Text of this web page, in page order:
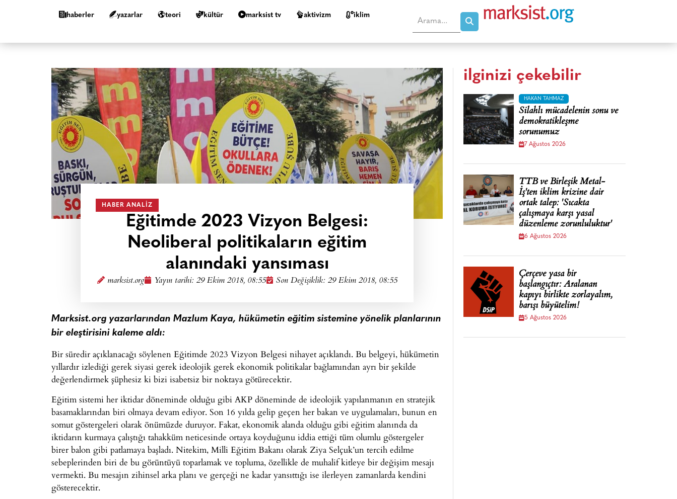
haberler yazarlar teori kültür marksist tv aktivizm i̇klim
HABER ANALIZ
Eğitimde 2023 Vizyon Belgesi:
Neoliberal politikaların eğitim
alanındaki yansıması
marksist.org Yayın tarihi: 29 Ekim 2018, 08:55 Son Değişiklik: 29 Ekim 2018, 08:55
Marksist.org yazarlarından Mazlum Kaya, hükümetin eğitim sistemine yönelik planlarının
bir eleştirisini kaleme aldı:
Bir süredir açıklanacağı söylenen Eğitimde 2023 Vizyon Belgesi nihayet açıklandı. Bu belgeyi, hükümetin
yıllardır izlediği gerek siyasi gerek ideolojik gerek ekonomik politikalar bağlamından ayrı bir şekilde
değerlendirmek şüphesiz ki bizi isabetsiz bir noktaya götürecektir.
Eğitim sistemi her iktidar döneminde olduğu gibi AKP döneminde de ideolojik yapılanmanın en stratejik
basamaklarından biri olmaya devam ediyor. Son 16 yılda gelip geçen her bakan ve uygulamaları, bunun en
somut göstergeleri olarak önümüzde duruyor. Fakat, ekonomik alanda olduğu gibi eğitim alanında da
iktidarın kurmaya çalıştığı tahakküm neticesinde ortaya koyduğunu iddia ettiği tüm olumlu göstergeler
birer balon gibi patlamaya başladı. Nitekim, Milli Eğitim Bakanı olarak Ziya Selçuk’un tercih edilme
sebeplerinden biri de bu görüntüyü toparlamak ve topluma, özellikle de muhalif kitleye bir değişim mesajı
vermekti. Bu mesajın zihinsel arka planı ve gerçeği ne kadar yansıttığı ise ilerleyen zamanlarda kendini
gösterecektir.
ilginizi çekebilir
HAKAN TAHMAZ
Silahlı mücadelenin sonu ve
demokratikleşme
sorunumuz
7 Ağustos 2026
TTB ve Birleşik Metal-
İş'ten iklim krizine dair
ortak talep: 'Sıcakta
çalışmaya karşı yasal
düzenleme zorunluluktur'
6 Ağustos 2026
Çerçeve yasa bir
başlangıçtır: Aralanan
kapıyı birlikte zorlayalım,
barışı büyütelim!
5 Ağustos 2026